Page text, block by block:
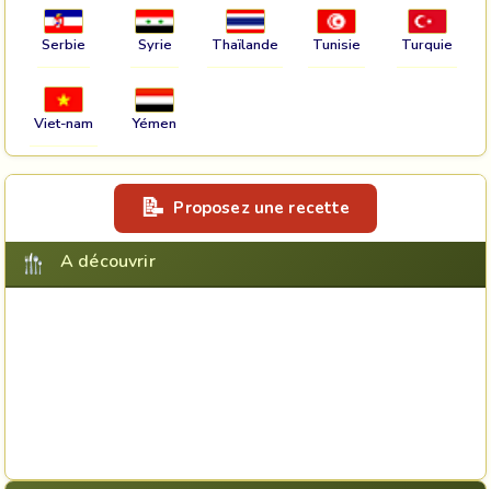
Serbie Syrie Thaïlande Tunisie Turquie
Viet-nam Yémen
Proposez une recette
A découvrir